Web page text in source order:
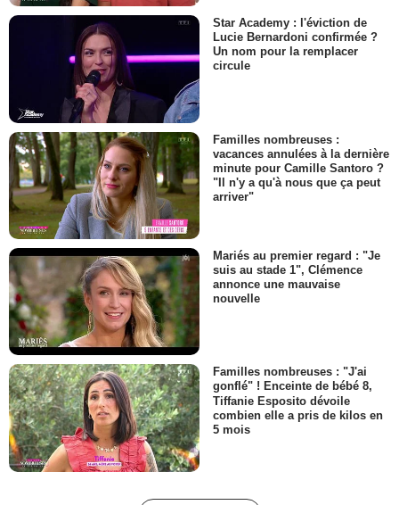
Star Academy : l'éviction de
Lucie Bernardoni confirmée ?
Un nom pour la remplacer
circule
Familles nombreuses :
vacances annulées à la dernière
minute pour Camille Santoro ?
"Il n'y a qu'à nous que ça peut
arriver"
Mariés au premier regard : "Je
suis au stade 1", Clémence
annonce une mauvaise
nouvelle
Familles nombreuses : "J'ai
gonflé" ! Enceinte de bébé 8,
Tiffanie Esposito dévoile
combien elle a pris de kilos en
5 mois